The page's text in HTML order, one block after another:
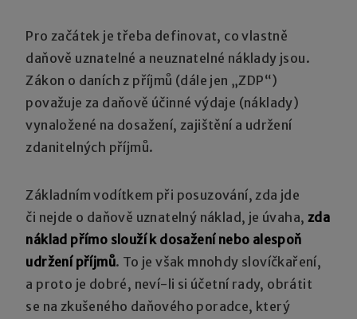
Pro začátek je třeba definovat, co vlastně
daňově uznatelné a neuznatelné náklady jsou.
Zákon o daních z příjmů (dále jen „ZDP“)
považuje za daňově účinné výdaje (náklady)
vynaložené na dosažení, zajištění a udržení
zdanitelných příjmů.
Základním vodítkem při posuzování, zda jde
či nejde o daňově uznatelný náklad, je úvaha, zda
náklad přímo slouží k dosažení nebo alespoň
udržení příjmů. To je však mnohdy slovíčkaření,
a proto je dobré, neví-li si účetní rady, obrátit
se na zkušeného daňového poradce, který